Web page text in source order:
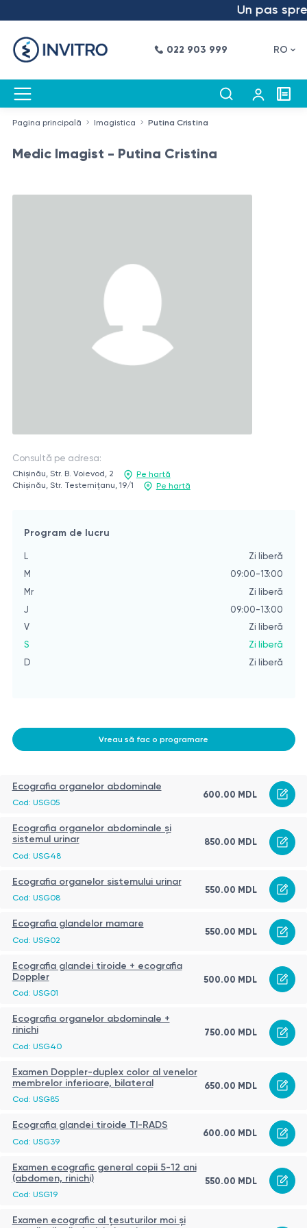
Un pas spre
022 903 999 RO
Pagina principală Imagistica Putina Cristina
Medic Imagist - Putina Cristina
Consultă pe adresa:
Chișinău, Str. B. Voievod, 2
Pe hartă
Chișinău, Str. Testemițanu, 19/1
Pe hartă
Program de lucru
L
Zi liberă
M
09:00-13:00
Mr
Zi liberă
J
09:00-13:00
V
Zi liberă
S
Zi liberă
D
Zi liberă
Vreau să fac o programare
Ecografia organelor abdominale
Cod: USG05
600.00 MDL
Ecografia organelor abdominale și
sistemul urinar
Cod: USG48
850.00 MDL
Ecografia organelor sistemului urinar
Cod: USG08
550.00 MDL
Ecografia glandelor mamare
Cod: USG02
550.00 MDL
Ecografia glandei tiroide + ecografia
Doppler
Cod: USG01
500.00 MDL
Ecografia organelor abdominale +
rinichi
Cod: USG40
750.00 MDL
Examen Doppler-duplex color al venelor
membrelor inferioare, bilateral
Cod: USG85
650.00 MDL
Ecografia glandei tiroide TI-RADS
Cod: USG39
600.00 MDL
Examen ecografic general copii 5-12 ani
(abdomen, rinichi)
Cod: USG19
550.00 MDL
Examen ecografic al țesuturilor moi și